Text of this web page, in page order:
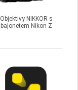
Objektivy NIKKOR s
bajonetem Nikon Z